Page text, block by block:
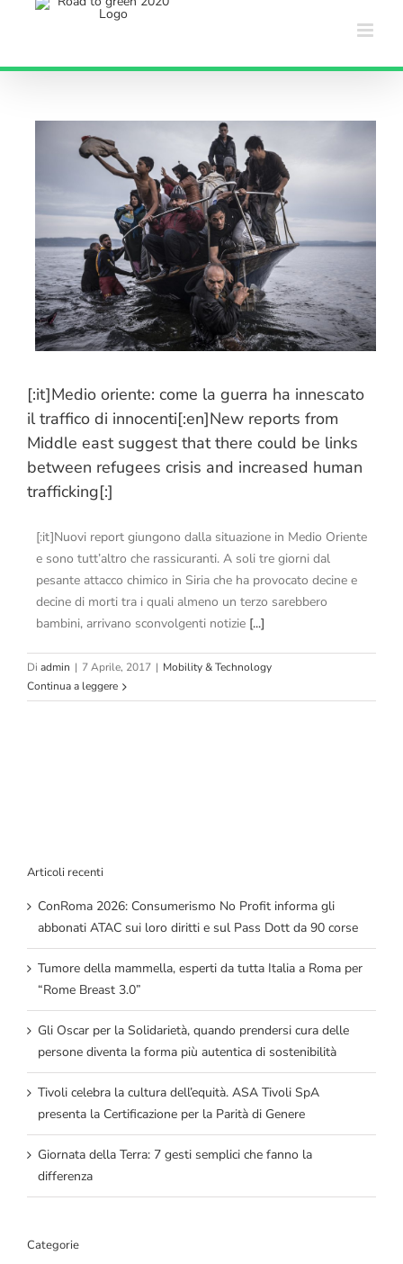
[:it]Medio oriente: come la guerra ha innescato
il traffico di innocenti[:en]New reports from
Middle east suggest that there could be links
between refugees crisis and increased human
trafficking[:]
[:it]Nuovi report giungono dalla situazione in Medio Oriente
e sono tutt’altro che rassicuranti. A soli tre giorni dal
pesante attacco chimico in Siria che ha provocato decine e
decine di morti tra i quali almeno un terzo sarebbero
bambini, arrivano sconvolgenti notizie [...]
Di admin | 7 Aprile, 2017 | Mobility & Technology
Continua a leggere
Articoli recenti
ConRoma 2026: Consumerismo No Profit informa gli
abbonati ATAC sui loro diritti e sul Pass Dott da 90 corse
Tumore della mammella, esperti da tutta Italia a Roma per
“Rome Breast 3.0”
Gli Oscar per la Solidarietà, quando prendersi cura delle
persone diventa la forma più autentica di sostenibilità
Tivoli celebra la cultura dell’equità. ASA Tivoli SpA
presenta la Certificazione per la Parità di Genere
Giornata della Terra: 7 gesti semplici che fanno la
differenza
Categorie